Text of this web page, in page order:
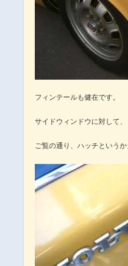
フィンテールも健在です。
サイドウィンドウに対して
ご覧の通り、ハッチという